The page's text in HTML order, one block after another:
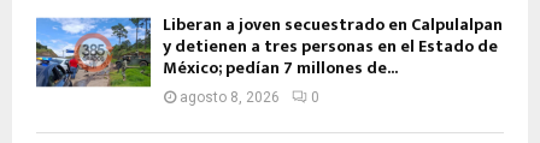
Liberan a joven secuestrado en Calpulalpan
y detienen a tres personas en el Estado de
México; pedían 7 millones de...
agosto 8, 2026 0